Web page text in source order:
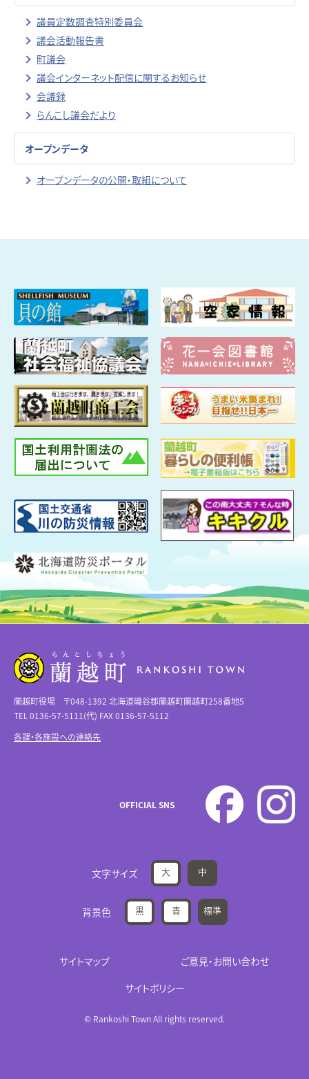
議員定数調査特別委員会
議会活動報告書
町議会
議会インターネット配信に関するお知らせ
会議録
らんこし議会だより
オープンデータ
オープンデータの公開・取組について
蘭越町役場 〒048-1392 北海道磯谷郡蘭越町蘭越町258番地5
TEL 0136-57-5111(代) FAX 0136-57-5112
各課・各施設への連絡先
OFFICIAL SNS
文字サイズ 大 中
背景色 黒 青 標準
サイトマップ
ご意見・お問い合わせ
サイトポリシー
© Rankoshi Town All rights reserved.